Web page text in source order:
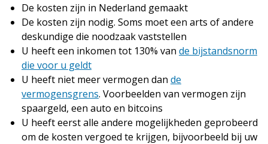
De kosten zijn in Nederland gemaakt
De kosten zijn nodig. Soms moet een arts of andere
deskundige die noodzaak vaststellen
U heeft een inkomen tot 130% van de bijstandsnorm
die voor u geldt
U heeft niet meer vermogen dan de
vermogensgrens. Voorbeelden van vermogen zijn
spaargeld, een auto en bitcoins
U heeft eerst alle andere mogelijkheden geprobeerd
om de kosten vergoed te krijgen, bijvoorbeeld bij uw